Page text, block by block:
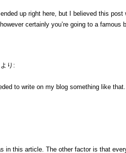
up right here, but I believed this post
certainly you’re going to a famous
より:
to write on my blog something like
in this article. The other factor is that